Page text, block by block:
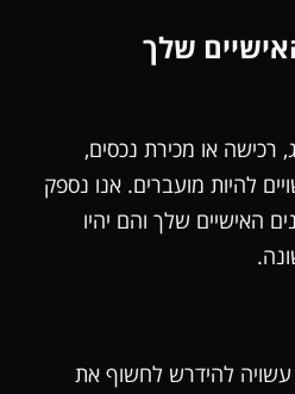
שלך
רכישה או מכירת נכסים,
להיות מועברים. אנו נספק
האישיים שלך והם יהיו
עשויה להידרש לחשוף את